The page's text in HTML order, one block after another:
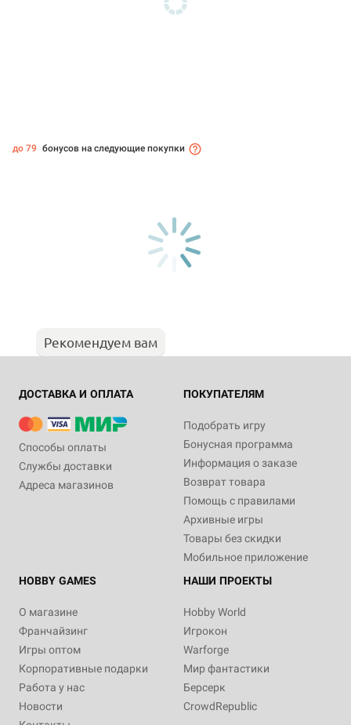
до 79 бонусов на следующие покупки
Рекомендуем вам
ДОСТАВКА И ОПЛАТА
Способы оплаты
Службы доставки
Адреса магазинов
ПОКУПАТЕЛЯМ
Подобрать игру
Бонусная программа
Информация о заказе
Возврат товара
Помощь с правилами
Архивные игры
Товары без скидки
Мобильное приложение
HOBBY GAMES
О магазине
Франчайзинг
Игры оптом
Корпоративные подарки
Работа у нас
Новости
НАШИ ПРОЕКТЫ
Hobby World
Игрокон
Warforge
Мир фантастики
Берсерк
CrowdRepublic